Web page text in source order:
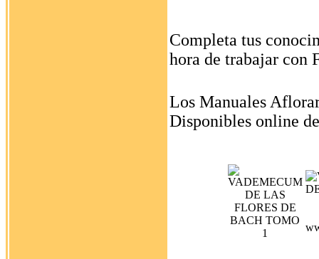
Completa tus
hora de trabajar con
Los Manuales
Disponibles online